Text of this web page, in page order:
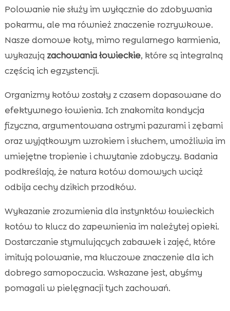
Polowanie nie służy im wyłącznie do zdobywania
pokarmu, ale ma również znaczenie rozrywkowe.
Nasze domowe koty, mimo regularnego karmienia,
wykazują zachowania łowieckie, które są integralną
częścią ich egzystencji.
Organizmy kotów zostały z czasem dopasowane do
efektywnego łowienia. Ich znakomita kondycja
fizyczna, argumentowana ostrymi pazurami i zębami
oraz wyjątkowym wzrokiem i słuchem, umożliwia im
umiejętne tropienie i chwytanie zdobyczy. Badania
podkreślają, że natura kotów domowych wciąż
odbija cechy dzikich przodków.
Wykazanie zrozumienia dla instynktów łowieckich
kotów to klucz do zapewnienia im należytej opieki.
Dostarczanie stymulujących zabawek i zajęć, które
imitują polowanie, ma kluczowe znaczenie dla ich
dobrego samopoczucia. Wskazane jest, abyśmy
pomagali w pielęgnacji tych zachowań.